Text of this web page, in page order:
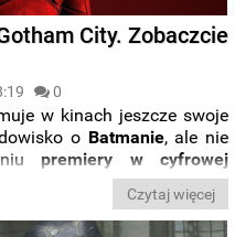
City. Zobaczcie
0
w kinach jeszcze swoje
o Batmanie, ale nie
premiery w cyfrowej
10 minut filmu
, w którejBatman
Czytaj więcej